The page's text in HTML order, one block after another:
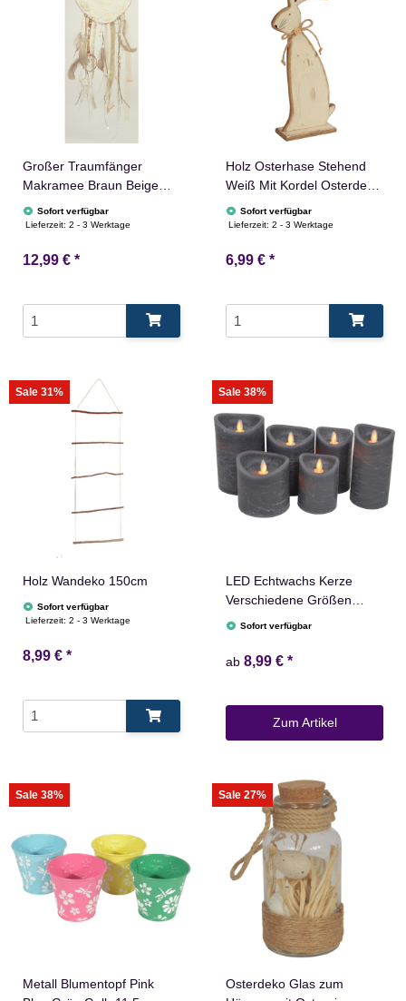
Großer Traumfänger
Makramee Braun Beige
Rund Deko mit federn
perlen glitzer
Sofort verfügbar
Lieferzeit:2 - 3 Werktage
12,99 € *
Holz Osterhase Stehend
Weiß Mit Kordel Osterdeko
Tischdeko
Sofort verfügbar
Lieferzeit:2 - 3 Werktage
6,99 € *
Sale 31%
Holz Wandeko 150cm
Sofort verfügbar
Lieferzeit:2 - 3 Werktage
8,99 € *
Sale 38%
LED Echtwachs Kerze
Verschiedene Größen
Grau Marmoriert
Zeitschaltuhr Flacker
Sofort verfügbar
ab 8,99 € *
Zum Artikel
Sale 38%
Metall Blumentopf Pink
Sale 27%
Osterdeko Glas zum